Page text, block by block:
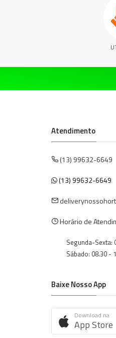
Atendimento
(13) 99632-6649
(13) 99632-6649
Horário de
Segunda-Sexta:
Sábado: 08.30 -
Baixe Nosso App
Download na
App Store